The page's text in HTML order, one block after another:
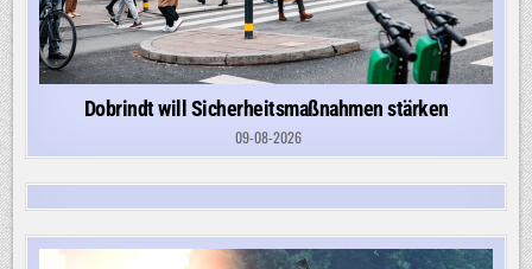
Dobrindt will Sicherheitsmaßnahmen stärken
09-08-2026